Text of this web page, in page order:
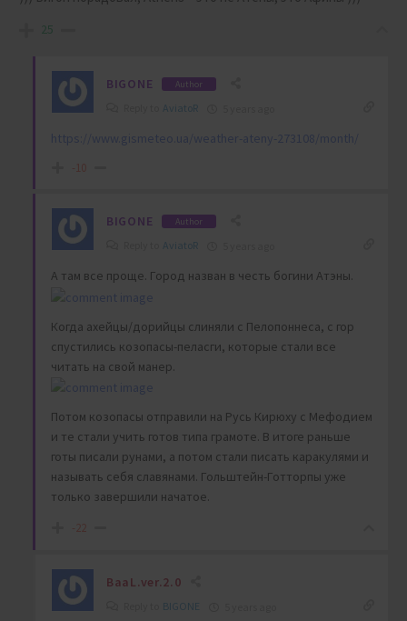
25
BIGONE Author
AviatoR
https://www.gismeteo.ua/weather-ateny-273108/month/
-10
BIGONE Author
AviatoR
А там все проще. Город назван в честь богини Атэны.
Когда ахейцы/дорийцы слиняли с Пелопоннеса, с гор
спустились козопасы-пеласги, которые стали все
читать на свой манер.
Потом козопасы отправили на Русь Кирюху с Мефодием
и те стали учить готов типа грамоте. В итоге раньше
готы писали рунами, а потом стали писать каракулями и
называть себя славянами. Гольштейн-Готторпы уже
только завершили начатое.
-22
BaaL.ver.2.0
BIGONE